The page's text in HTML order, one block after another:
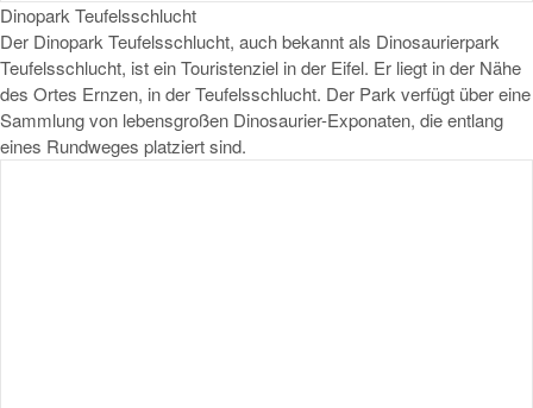
Dinopark Teufelsschlucht
Der Dinopark Teufelsschlucht, auch bekannt als Dinosaurierpark
Teufelsschlucht, ist ein Touristenziel in der Eifel. Er liegt in der Nähe
des Ortes Ernzen, in der Teufelsschlucht. Der Park verfügt über eine
Sammlung von lebensgroßen Dinosaurier-Exponaten, die entlang
eines Rundweges platziert sind.